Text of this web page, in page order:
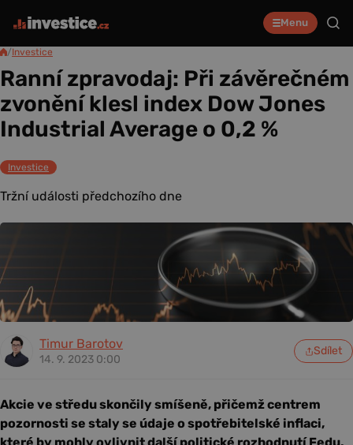
Menu
/Investice
Ranní zpravodaj: Při závěrečném
zvonění klesl index Dow Jones
Industrial Average o 0,2 %
Investice
Tržní události předchozího dne
Timur Barotov
14. 9. 2023 0:00
Sdílet
Akcie ve středu skončily smíšeně, přičemž centrem
pozornosti se staly se údaje o spotřebitelské inflaci,